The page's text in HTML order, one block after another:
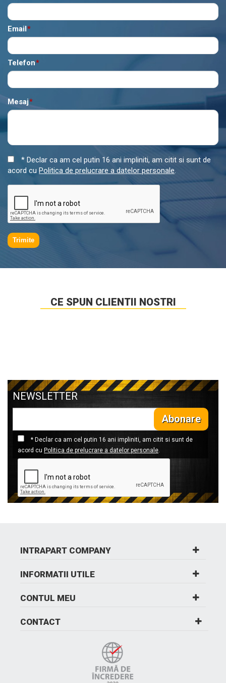
*
Email
*
Telefon
*
Mesaj
* Declar ca am cel putin 16 ani impliniti, am citit si sunt de
acord cu Politica de prelucrare a datelor personale.
Trimite
CE SPUN CLIENTII NOSTRI
NEWSLETTER
Abonare
* Declar ca am cel putin 16 ani impliniti, am citit si sunt de
acord cu Politica de prelucrare a datelor personale.
INTRAPART COMPANY
INFORMATII UTILE
CONTUL MEU
CONTACT